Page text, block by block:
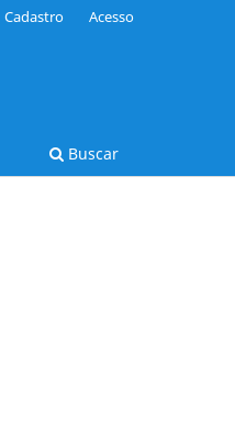
Buscar
Cadastro Acesso